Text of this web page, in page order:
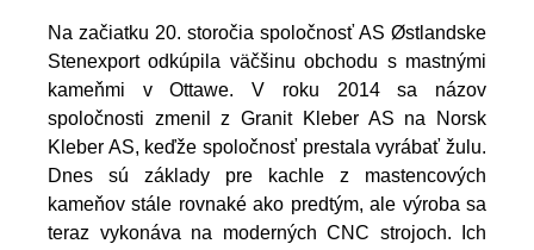
Na začiatku 20. storočia spoločnosť AS Østlandske
Stenexport odkúpila väčšinu obchodu s mastnými
kameňmi v Ottawe. V roku 2014 sa názov
spoločnosti zmenil z Granit Kleber AS na Norsk
Kleber AS, keďže spoločnosť prestala vyrábať žulu.
Dnes sú základy pre kachle z mastencových
kameňov stále rovnaké ako predtým, ale výroba sa
teraz vykonáva na moderných CNC strojoch. Ich